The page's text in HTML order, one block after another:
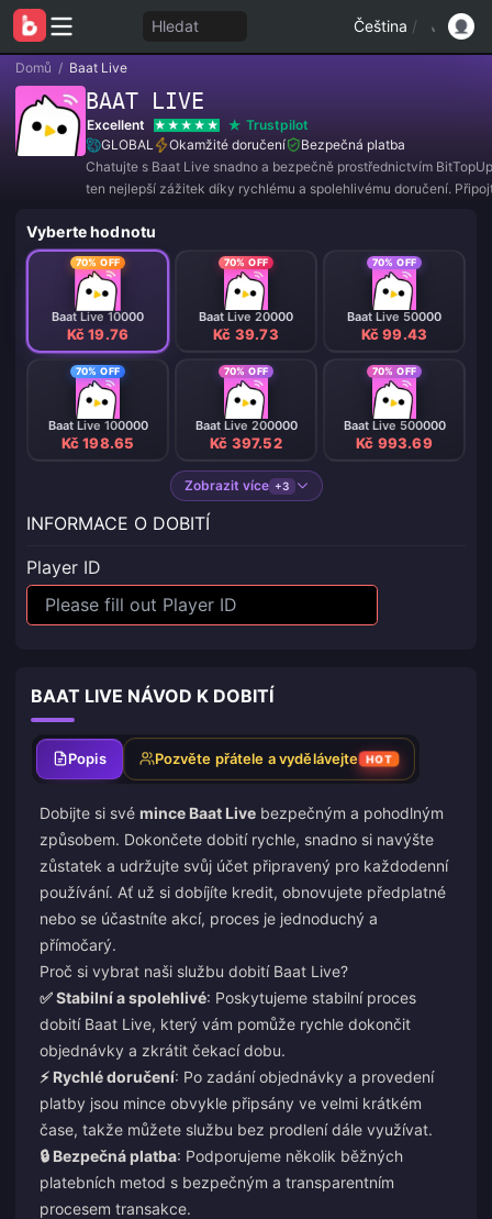
Hledat Čeština /
Domů / Baat Live
BAAT LIVE
Excellent
Trustpilot
GLOBAL
Okamžité doručení
Bezpečná platba
Chatujte s Baat Live snadno a bezpečně prostřednictvím
ten nejlepší zážitek díky rychlému a spolehlivému doručení.
Vyberte hodnotu
70% OFF
Baat Live 10000
Kč 19.76
70% OFF
Baat Live 20000
Kč 39.73
70% OFF
Baat Live 50000
Kč 99.43
70% OFF
Baat Live 100000
Kč 198.65
70% OFF
Baat Live 200000
Kč 397.52
70% OFF
Baat Live 500000
Kč 993.69
Zobrazit více +3
INFORMACE O DOBITÍ
Player ID
BAAT LIVE NÁVOD K DOBITÍ
Popis Pozvěte přátele a vydělávejte HOT
Dobijte si své mince Baat Live bezpečným a pohodlným
způsobem. Dokončete dobití rychle, snadno si navýšte
zůstatek a udržujte svůj účet připravený pro každodenní
používání. Ať už si dobíjíte kredit, obnovujete předplatné
nebo se účastníte akcí, proces je jednoduchý a
přímočarý.
Proč si vybrat naši službu dobití Baat Live?
✅ Stabilní a spolehlivé: Poskytujeme stabilní proces
dobití Baat Live, který vám pomůže rychle dokončit
objednávky a zkrátit čekací dobu.
⚡ Rychlé doručení: Po zadání objednávky a provedení
platby jsou mince obvykle připsány ve velmi krátkém
čase, takže můžete službu bez prodlení dále využívat.
🔒 Bezpečná platba: Podporujeme několik běžných
platebních metod s bezpečným a transparentním
procesem transakce.